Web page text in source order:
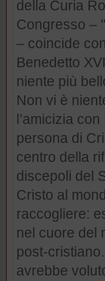
della Curia
Congresso –
– coincide
Benedetto
niente più
Non vi è
l’amicizia con
persona di
centro della
discepoli del
Cristo al
raccogliere:
nel cuore del
post-
avrebbe